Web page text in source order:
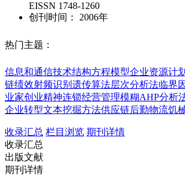
EISSN 1748-1260
创刊时间：
2006年
热门主题：
信息和通信技术结构方程模型企业资源计
链绩效射频识别 遗传算法层次分析法临界
业家创业精神连锁经营管理模糊AHP分析
企业转型文本挖掘方法供应链后勤物流饥
收录汇总 栏目浏览 期刊详情
收录汇总
出版文献
期刊详情